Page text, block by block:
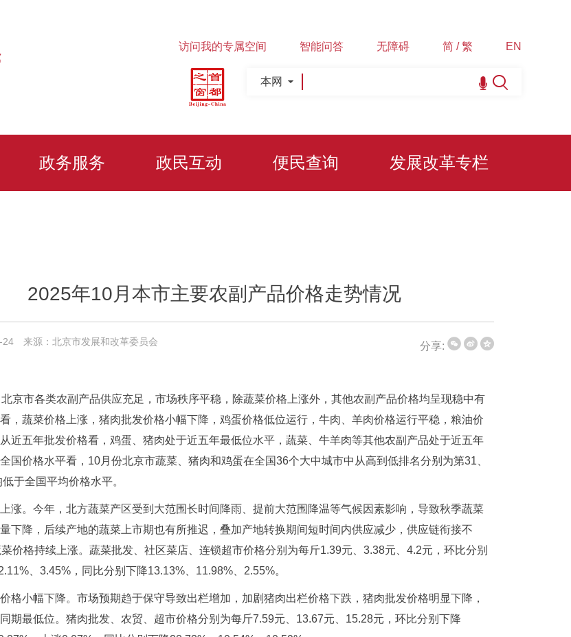
访问我的专属空间 智能问答 无障碍 简 / 繁 EN
本网
政务服务 政民互动 便民查询 发展改革专栏
2025年10月本市主要农副产品价格走势情况
24 来源：北京市发展和改革委员会 分享:
京市各类农副产品供应充足，市场秩序平稳，除蔬菜价格上涨外，其他农副产品价格均呈现稳中有
，蔬菜价格上涨，猪肉批发价格小幅下降，鸡蛋价格低位运行，牛肉、羊肉价格运行平稳，粮油价
近五年批发价格看，鸡蛋、猪肉处于近五年最低位水平，蔬菜、牛羊肉等其他农副产品处于近五年
国价格水平看，10月份北京市蔬菜、猪肉和鸡蛋在全国36个大中城市中从高到低排名分别为第31、
于全国平均价格水平。
涨。今年，北方蔬菜产区受到大范围长时间降雨、提前大范围降温等气候因素影响，导致秋季蔬菜
下降，后续产地的蔬菜上市期也有所推迟，叠加产地转换期间短时间内供应减少，供应链衔接不
价格持续上涨。蔬菜批发、社区菜店、连锁超市价格分别为每斤1.39元、3.38元、4.2元，环比分别
、3.45%，同比分别下降13.13%、11.98%、2.55%。
格小幅下降。市场预期趋于保守导致出栏增加，加剧猪肉出栏价格下跌，猪肉批发价格明显下降，
期最低位。猪肉批发、农贸、超市价格分别为每斤7.59元、13.67元、15.28元，环比分别下降